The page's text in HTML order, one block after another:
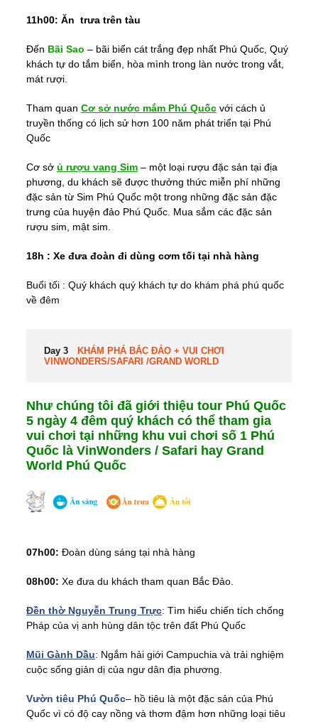
11h00: Ăn trưa trên tàu
Đến Bãi Sao – bãi biển cát trắng đẹp nhất Phú Quốc, Quý
khách tự do tắm biển, hòa mình trong làn nước trong vắt,
mát rượi.
Tham quan Cơ sở nước mắm Phú Quốc với cách ủ
truyền thống có lịch sử hơn 100 năm phát triển tại Phú
Quốc
Cơ sở ủ rượu vang Sim – một loại rượu đặc sản tại địa
phương, du khách sẽ được thưởng thức miễn phí những
đặc sản từ Sim Phú Quốc một trong những đặc sản đặc
trưng của huyện đảo Phú Quốc. Mua sắm các đặc sản
rượu sim, mật sim.
18h : Xe đưa đoàn đi dùng cơm tối tại nhà hàng
Buổi tối : Quý khách quý khách tự do khám phá phú quốc
về đêm
Day 3
KHÁM PHÁ BẮC ĐẢO + VUI CHƠI
VINWONDERS/SAFARI /GRAND WORLD
Như chúng tôi đã giới thiệu tour Phú Quốc
5 ngày 4 đêm quý khách có thể tham gia
vui chơi tại những khu vui chơi số 1 Phú
Quốc là VinWonders / Safari hay Grand
World Phú Quốc
07h00: Đoàn dùng sáng tại nhà hàng
08h00: Xe đưa du khách tham quan Bắc Đảo.
Đền thờ Nguyễn Trung Trực: Tìm hiểu chiến tích chống
Pháp của vị anh hùng dân tộc trên đất Phú Quốc
Mũi Gành Dầu: Ngắm hải giới Campuchia và trải nghiệm
cuộc sống giản dị của ngư dân địa phương.
Vườn tiêu Phú Quốc– hồ tiêu là một đặc sản của Phú
Quốc vì có độ cay nồng và thơm đậm hơn những loại tiêu